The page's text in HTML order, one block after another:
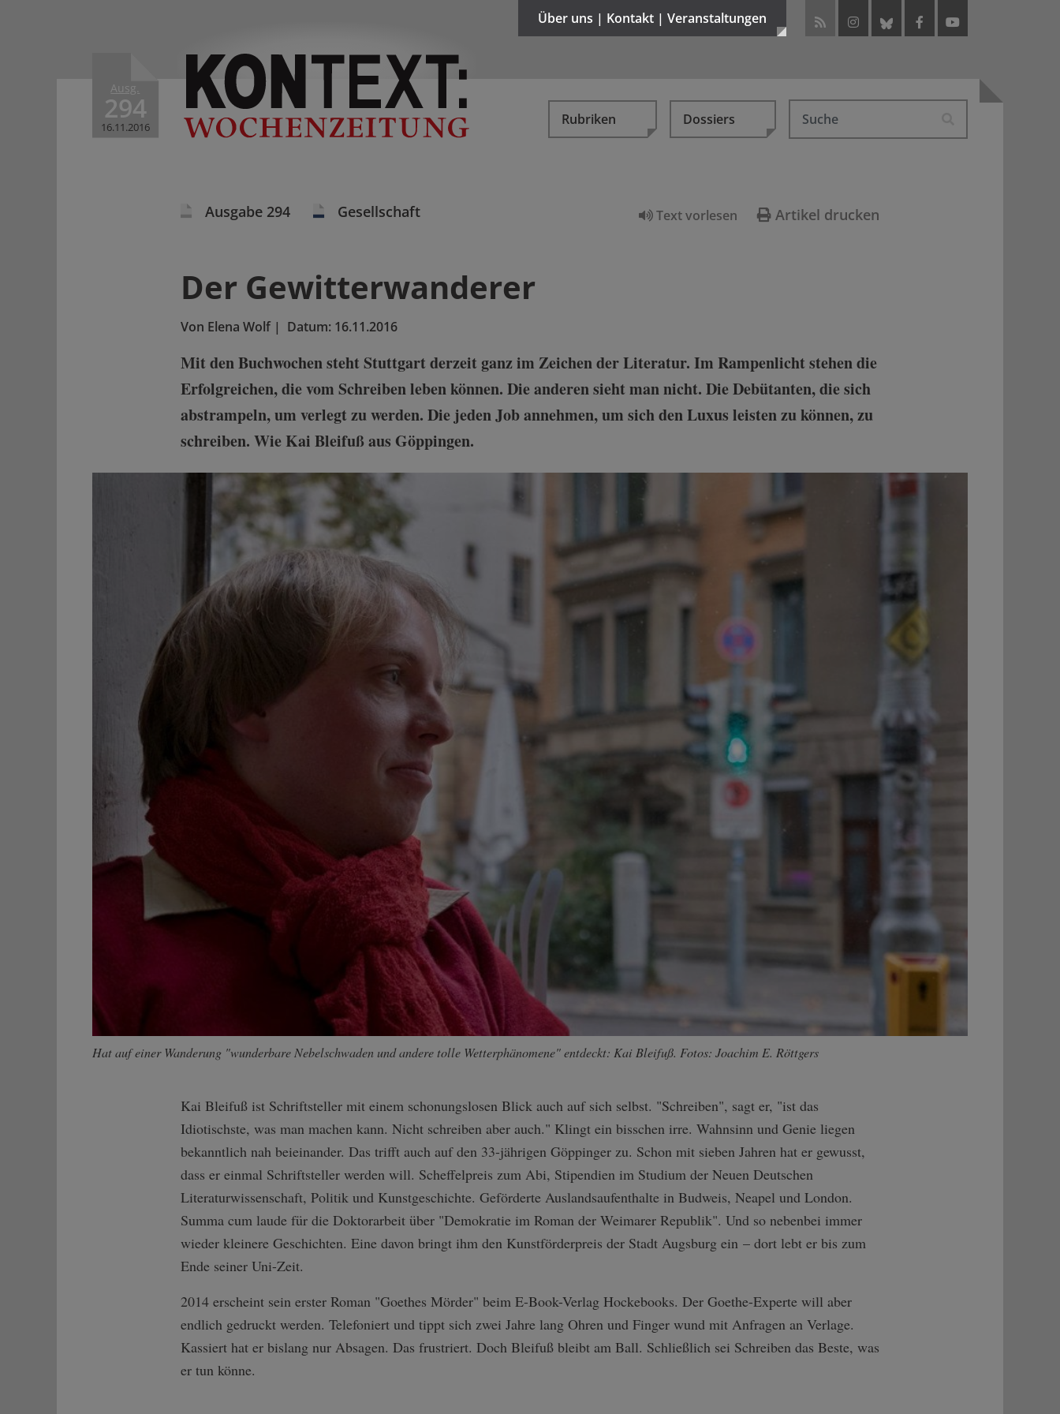
Ausg.
294
16.11.2016
Über uns | Kontakt | Veranstaltungen
Rubriken Dossiers
Text vorlesen Artikel drucken
Ausgabe 294 Gesellschaft
Der Gewitterwanderer
Von Elena Wolf | Datum: 16.11.2016
Mit den Buchwochen steht Stuttgart derzeit ganz im Zeichen der Literatur. Im Rampenlicht stehen die
Erfolgreichen, die vom Schreiben leben können. Die anderen sieht man nicht. Die Debütanten, die sich
abstrampeln, um verlegt zu werden. Die jeden Job annehmen, um sich den Luxus leisten zu können, zu
schreiben. Wie Kai Bleifuß aus Göppingen.
Hat auf einer Wanderung "wunderbare Nebelschwaden und andere tolle Wetterphänomene" entdeckt: Kai Bleifuß. Fotos: Joachim E. Röttgers
Kai Bleifuß ist Schriftsteller mit einem schonungslosen Blick auch auf sich selbst. "Schreiben", sagt er, "ist das
Idiotischste, was man machen kann. Nicht schreiben aber auch." Klingt ein bisschen irre. Wahnsinn und Genie liegen
bekanntlich nah beieinander. Das trifft auch auf den 33-jährigen Göppinger zu. Schon mit sieben Jahren hat er gewusst,
dass er einmal Schriftsteller werden will. Scheffelpreis zum Abi, Stipendien im Studium der Neuen Deutschen
Literaturwissenschaft, Politik und Kunstgeschichte. Geförderte Auslandsaufenthalte in Budweis, Neapel und London.
Summa cum laude für die Doktorarbeit über "Demokratie im Roman der Weimarer Republik". Und so nebenbei immer
wieder kleinere Geschichten. Eine davon bringt ihm den Kunstförderpreis der Stadt Augsburg ein – dort lebt er bis zum
Ende seiner Uni-Zeit.
2014 erscheint sein erster Roman "Goethes Mörder" beim E-Book-Verlag Hockebooks. Der Goethe-Experte will aber
endlich gedruckt werden. Telefoniert und tippt sich zwei Jahre lang Ohren und Finger wund mit Anfragen an Verlage.
Kassiert hat er bislang nur Absagen. Das frustriert. Doch Bleifuß bleibt am Ball. Schließlich sei Schreiben das Beste, was
er tun könne.